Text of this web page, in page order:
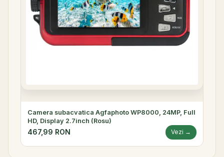
Camera subacvatica Agfaphoto WP8000, 24MP, Full
HD, Display 2.7inch (Rosu)
467,99 RON Vezi →